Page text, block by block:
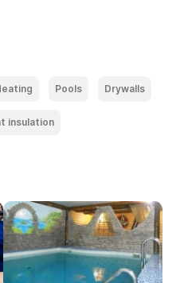
Pools Drywalls
insulation